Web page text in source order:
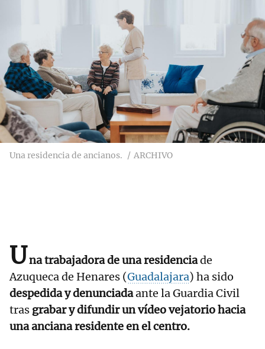
Una residencia de ancianos. ARCHIVO
Una trabajadora de una residenciade
Azuqueca de Henares (Guadalajara) ha sido
despedida y denunciadaante la Guardia Civil
tras grabar y difundir un vídeo vejatorio hacia
una anciana residente en el centro.